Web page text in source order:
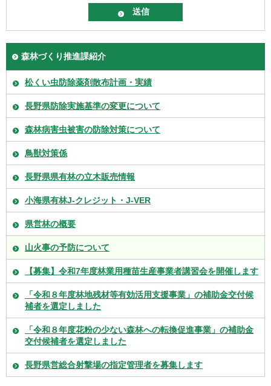
森林づくり推進課紹介
松くい虫防除薬剤散布計画・実績
長野県防除実施基準の変更について
森林病害虫被害の防除対策について
鳥獣対策係
長野県県有林の立木販売情報
小海県有林J-クレジット・J-VER
県営林の概要
山火事の予防について
【募集】令和7年度林業用種苗生産事業者講習会を開催します
「令和８年度林地残材等有効活用支援事業」の補助金交付候
補者を選定しました
「令和８年度花粉の少ない森林への転換促進事業」の補助金
交付候補者を選定しました
長野県営総合射撃場の指定管理者を募集します